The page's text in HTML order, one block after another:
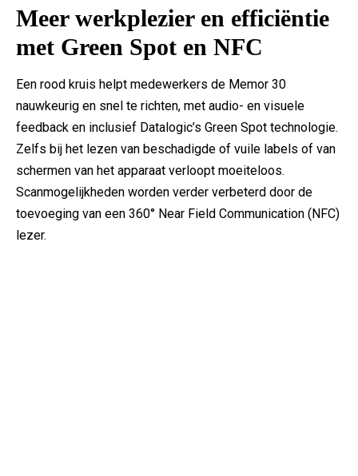
Meer werkplezier en efficiëntie
met Green Spot en NFC
Een rood kruis helpt medewerkers de Memor 30
nauwkeurig en snel te richten, met audio- en visuele
feedback en inclusief Datalogic’s Green Spot technologie.
Zelfs bij het lezen van beschadigde of vuile labels of van
schermen van het apparaat verloopt moeiteloos.
Scanmogelijkheden worden verder verbeterd door de
toevoeging van een 360° Near Field Communication (NFC)
lezer.